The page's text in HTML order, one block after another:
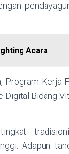
Acara
Program Kerja
Bidang
Adapun